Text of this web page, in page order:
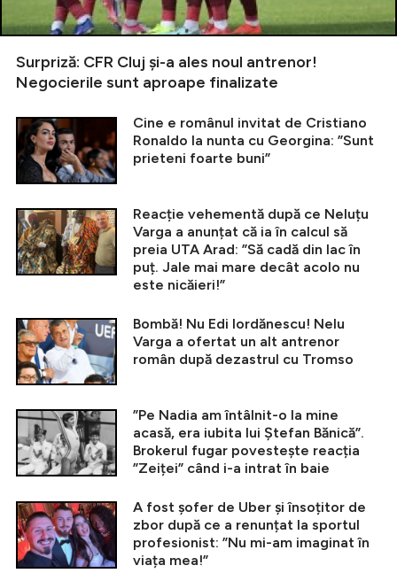
Surpriză: CFR Cluj și-a ales noul antrenor!
Negocierile sunt aproape finalizate
Cine e românul invitat de Cristiano
Ronaldo la nunta cu Georgina: ”Sunt
prieteni foarte buni”
Reacție vehementă după ce Neluțu
Varga a anunțat că ia în calcul să
preia UTA Arad: ”Să cadă din lac în
puț. Jale mai mare decât acolo nu
este nicăieri!”
Bombă! Nu Edi Iordănescu! Nelu
Varga a ofertat un alt antrenor
român după dezastrul cu Tromso
”Pe Nadia am întâlnit-o la mine
acasă, era iubita lui Ștefan Bănică”.
Brokerul fugar povestește reacția
”Zeiței” când i-a intrat în baie
A fost șofer de Uber și însoțitor de
zbor după ce a renunțat la sportul
profesionist: ”Nu mi-am imaginat în
viața mea!”